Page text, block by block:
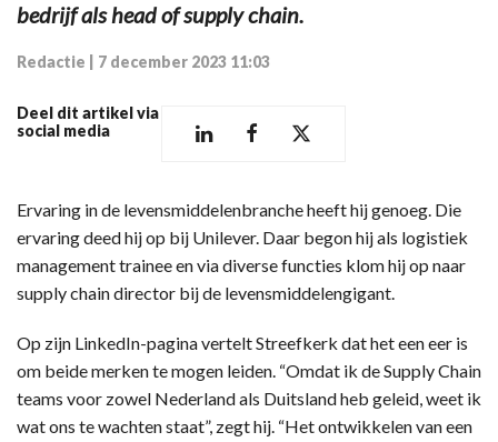
bedrijf als head of supply chain.
Redactie 7 december 2023 11:03
Deel dit artikel via
social media
Ervaring in de levensmiddelenbranche heeft hij genoeg. Die
ervaring deed hij op bij Unilever. Daar begon hij als logistiek
management trainee en via diverse functies klom hij op naar
supply chain director bij de levensmiddelengigant.
Op zijn LinkedIn-pagina vertelt Streefkerk dat het een eer is
om beide merken te mogen leiden. “Omdat ik de Supply Chain
teams voor zowel Nederland als Duitsland heb geleid, weet ik
wat ons te wachten staat”, zegt hij. “Het ontwikkelen van een